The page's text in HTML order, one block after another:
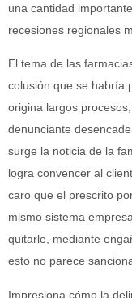
una cantidad
recesiones regionales
El tema de las
colusión que se habría
origina largos
denunciante
surge la noticia de la
logra convencer al
caro que el prescrito
mismo sistema
quitarle, mediante
esto no parece
Impresiona cómo la